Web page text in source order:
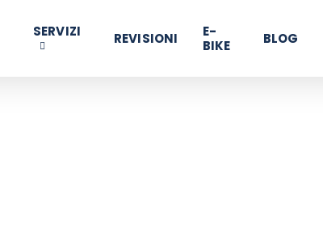
SERVIZI REVISIONI
E-
BIKE
BLOG